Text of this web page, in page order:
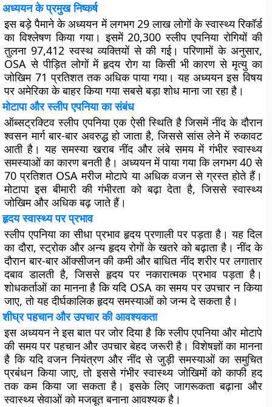
अध्ययन के प्रमुख निष्कर्ष
इस बड़े पैमाने के अध्ययन में लगभग 29 लाख लोगों के स्वास्थ्य रिकॉर्ड
का विश्लेषण किया गया। इसमें 20,300 स्लीप एपनिया रोगियों की
तुलना 97,412 स्वस्थ व्यक्तियों से की गई। परिणामों के अनुसार,
OSA से पीड़ित लोगों में हृदय रोग या किसी भी कारण से मृत्यु का
जोखिम 71 प्रतिशत तक अधिक पाया गया। यह अध्ययन इस विषय
पर अमेरिका के बाहर किया गया सबसे बड़ा शोध माना जा रहा है।
मोटापा और स्लीप एपनिया का संबंध
ऑब्सट्रक्टिव स्लीप एपनिया एक ऐसी स्थिति है जिसमें नींद के दौरान
श्वसन मार्ग बार-बार अवरुद्ध हो जाता है, जिससे सांस लेने में रुकावट
आती है। यह समस्या खराब नींद और लंबे समय में गंभीर स्वास्थ्य
समस्याओं का कारण बनती है। अध्ययन में पाया गया कि लगभग 40 से
70 प्रतिशत OSA मरीज मोटापे या अधिक वजन से ग्रस्त होते हैं।
मोटापा इस बीमारी की गंभीरता को बढ़ा देता है, जिससे स्वास्थ्य
जोखिम और अधिक बढ़ जाते हैं।
हृदय स्वास्थ्य पर प्रभाव
स्लीप एपनिया का सीधा प्रभाव हृदय प्रणाली पर पड़ता है। यह दिल
का दौरा, स्ट्रोक और अन्य हृदय रोगों के खतरे को बढ़ाता है। नींद के
दौरान बार-बार ऑक्सीजन की कमी और बाधित नींद शरीर पर लगातार
दबाव डालती है, जिससे हृदय पर नकारात्मक प्रभाव पड़ता है।
शोधकर्ताओं का मानना है कि यदि OSA का समय पर उपचार न किया
जाए, तो यह दीर्घकालिक हृदय समस्याओं को जन्म दे सकता है।
शीघ्र पहचान और उपचार की आवश्यकता
इस अध्ययन ने इस बात पर जोर दिया है कि स्लीप एपनिया और मोटापे
की समय पर पहचान और उपचार बेहद जरूरी है। विशेषज्ञों का मानना
है कि यदि वजन नियंत्रण और नींद से जुड़ी समस्याओं का समुचित
प्रबंधन किया जाए, तो इससे गंभीर स्वास्थ्य जोखिमों को काफी हद
तक कम किया जा सकता है। इसके लिए जागरूकता बढ़ाना और
स्वास्थ्य सेवाओं को मजबूत बनाना आवश्यक है।